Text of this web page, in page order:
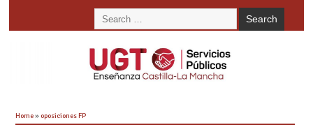
Home» oposiciones FP